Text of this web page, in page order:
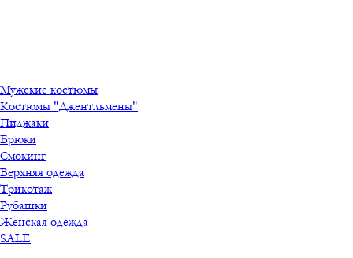
Мужские костюмы
Костюмы "Джентльмены"
Пиджаки
Брюки
Смокинг
Верхняя одежда
Трикотаж
Рубашки
Женская одежда
SALE